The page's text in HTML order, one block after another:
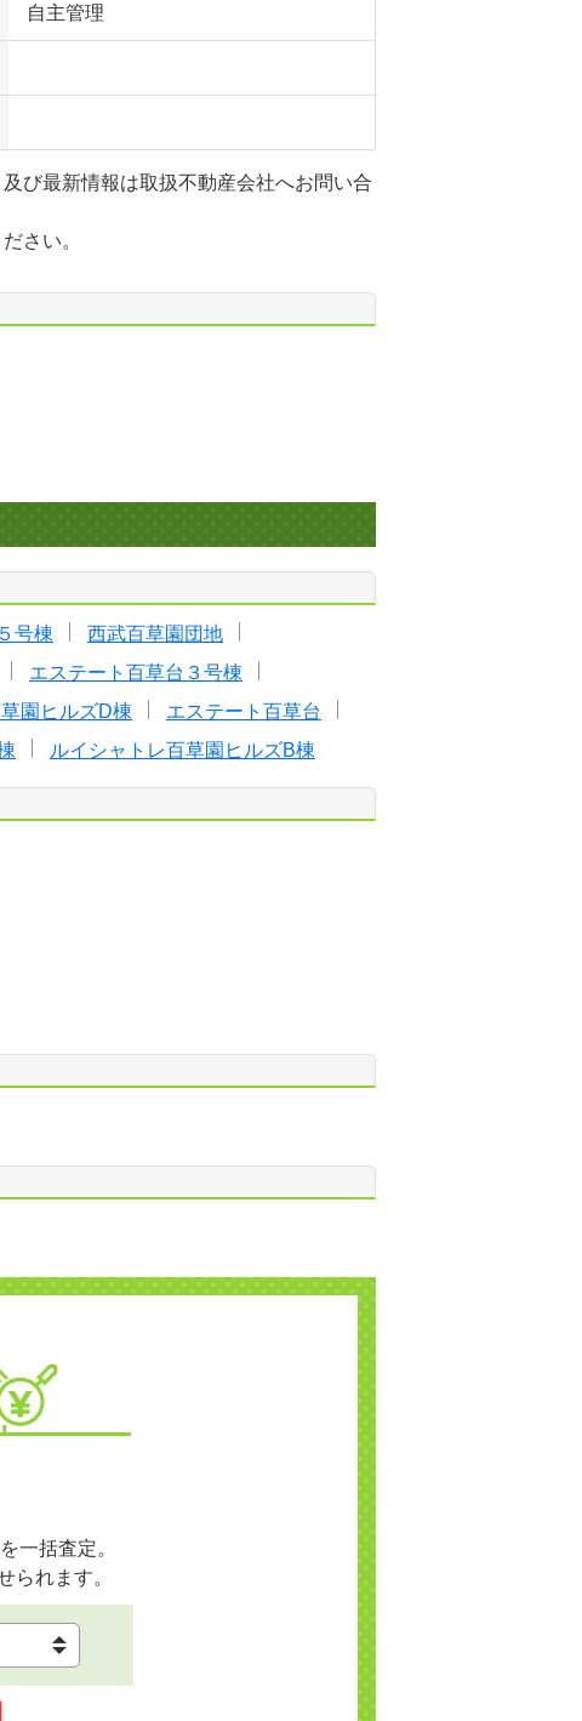
自主管理
び最新情報は取扱不動産会社へお問い合
さい。
号棟
西武百草園団地
エステート百草台３号棟
園ヒルズD棟
エステート百草台
ルイシャトレ百草園ヒルズB棟
一括査定。
られます。